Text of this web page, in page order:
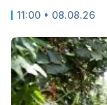
11:00 • 08.08.26